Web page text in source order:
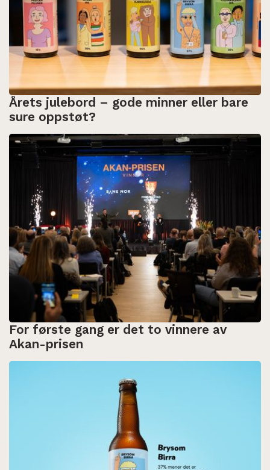
Årets julebord – gode minner eller bare
sure oppstøt?
For første gang er det to vinnere av
Akan-prisen